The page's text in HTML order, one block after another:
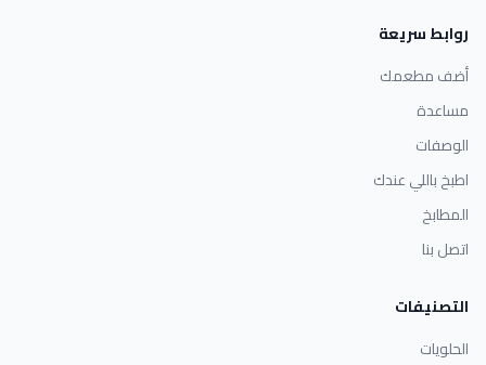
روابط سريعة
أضف مطعمك
مساعدة
الوصفات
اطبخ باللي عندك
المطابخ
اتصل بنا
التصنيفات
الحلويات